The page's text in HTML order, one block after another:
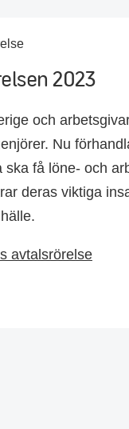
2023
och
Nu
ska få löne- och
deras viktiga
avtalsrörelse